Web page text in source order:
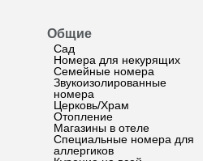
Общие
Сад
Номера для некурящих
Семейные номера
Звукоизолированные
номера
Церковь/Храм
Отопление
Магазины в отеле
Специальные номера для
аллергиков